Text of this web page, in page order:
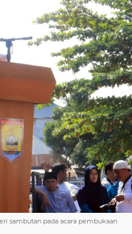
sambutan pada acara pembukaan